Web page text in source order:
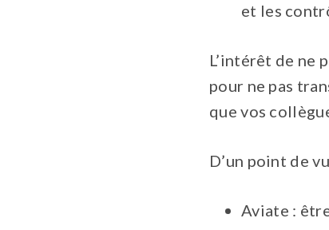
et les
L’intérêt de ne
pour ne pas
que vos
D’un point de
Aviate :